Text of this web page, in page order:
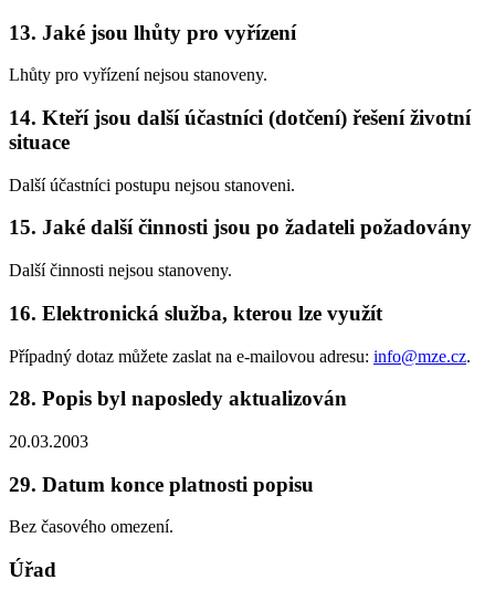
13. Jaké jsou lhůty pro vyřízení
Lhůty pro vyřízení nejsou stanoveny.
14. Kteří jsou další účastníci (dotčení) řešení životní
situace
Další účastníci postupu nejsou stanoveni.
15. Jaké další činnosti jsou po žadateli požadovány
Další činnosti nejsou stanoveny.
16. Elektronická služba, kterou lze využít
Případný dotaz můžete zaslat na e-mailovou adresu: info@mze.cz.
28. Popis byl naposledy aktualizován
20.03.2003
29. Datum konce platnosti popisu
Bez časového omezení.
Úřad